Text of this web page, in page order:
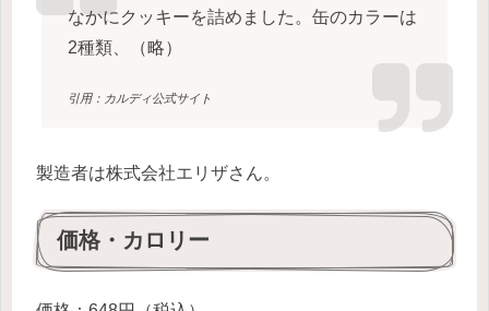
なかにクッキーを詰めました。缶のカラーは
2種類、（略）
引用：カルディ公式サイト
製造者は株式会社エリザさん。
価格・カロリー